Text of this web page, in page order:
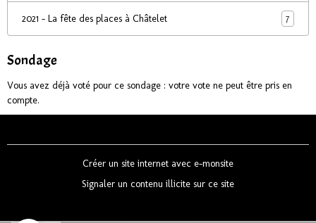
2021 - La fête des places à Châtelet 7
Sondage
Vous avez déjà voté pour ce sondage : votre vote ne peut être pris en
compte.
Créer un site internet avec e-monsite
Signaler un contenu illicite sur ce site